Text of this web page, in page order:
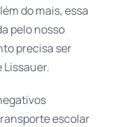
do mais, essa
pelo nosso
precisa ser
Lissauer.
escolar